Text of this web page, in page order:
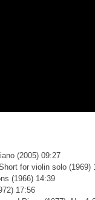
(2005) 09:27
for violin solo (1969)
(1966) 14:39
17:56